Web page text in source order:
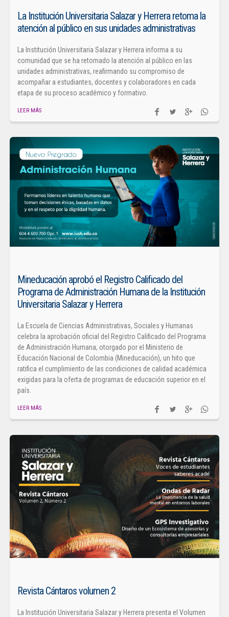
La Institución Universitaria Salazar y Herrera retoma la
atención al público en sus unidades administrativas
La Institución Universitaria Salazar y Herrera informa a su
comunidad que se ha retomado la atención al público en las
unidades administrativas, reafirmando su compromiso de
acompañar a estudiantes, docentes y colaboradores en cada
etapa de su proceso académico y formativo.
LEER MÁS
Mineducación aprobó el Registro Calificado del
Programa de Administración Humana de la Institución
Universitaria Salazar y Herrera
La Escuela de Ciencias Administrativas, Sociales y Humanas
celebra la aprobación oficial del Registro Calificado del Programa
de Administración Humana, otorgado por el Ministerio de
Educación Nacional de Colombia (Mineducación), un hito que
ratifica el cumplimiento de las condiciones de calidad académica
exigidas para la oferta de programas de educación superior en el
país.
LEER MÁS
Revista Cántaros volumen 2
La Institución Universitaria Salazar y Herrera presenta el Volumen